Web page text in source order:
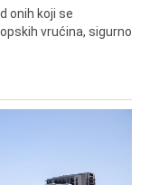
onih koji se
vrućina, sigurno